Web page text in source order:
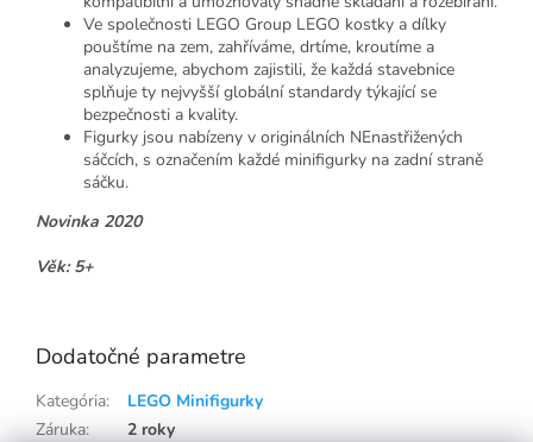
Ve společnosti LEGO Group LEGO kostky a dílky
pouštíme na zem, zahříváme, drtíme, kroutíme a
analyzujeme, abychom zajistili, že každá stavebnice
splňuje ty nejvyšší globální standardy týkající se
bezpečnosti a kvality.
Figurky jsou nabízeny v originálních NEnastřižených
sáčcích, s označením každé minifigurky na zadní straně
sáčku.
Novinka 2020
Věk: 5+
Dodatočné parametre
Kategória:
LEGO Minifigurky
Záruka: 2 roky